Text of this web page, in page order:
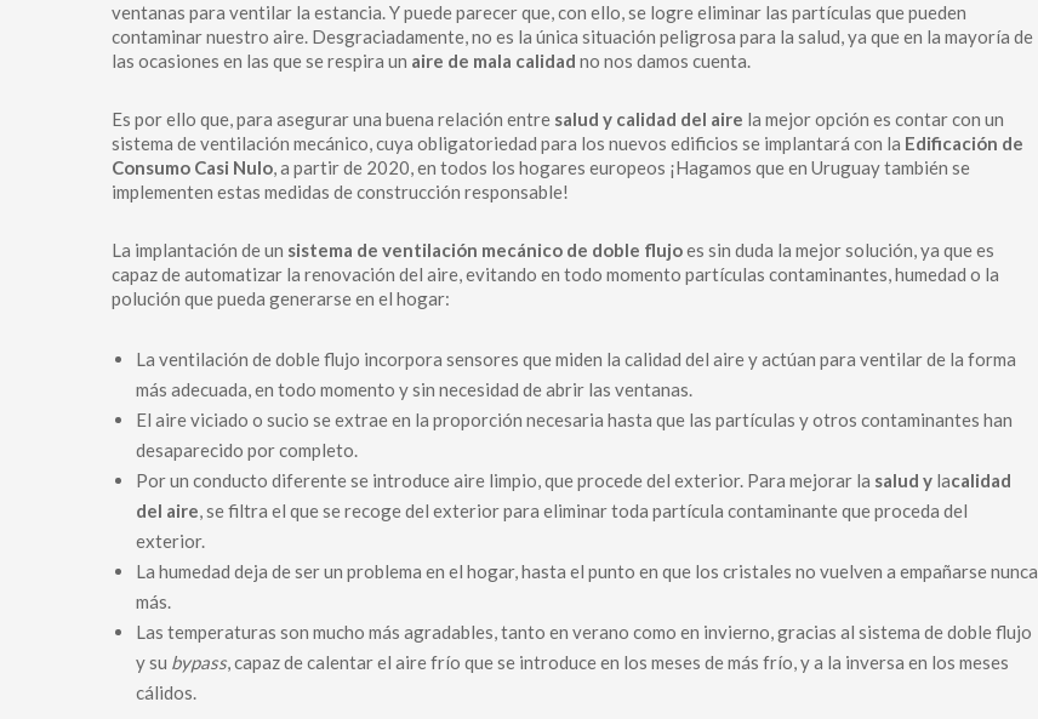
ventanas para ventilar la estancia. Y puede parecer que, con ello, se logre eliminar las partículas que pueden
contaminar nuestro aire. Desgraciadamente, no es la única situación peligrosa para la salud, ya que en la mayoría de
las ocasiones en las que se respira un aire de mala calidad no nos damos cuenta.
Es por ello que, para asegurar una buena relación entre salud y calidad del aire la mejor opción es contar con un
sistema de ventilación mecánico, cuya obligatoriedad para los nuevos edificios se implantará con la Edificación de
Consumo Casi Nulo , a partir de 2020, en todos los hogares europeos ¡Hagamos que en Uruguay también se
implementen estas medidas de construcción responsable!
La implantación de un sistema de ventilación mecánico de doble flujoes sin duda la mejor solución, ya que es
capaz de automatizar la renovación del aire, evitando en todo momento partículas contaminantes, humedad o la
polución que pueda generarse en el hogar:
La ventilación de doble flujo incorpora sensores que miden la calidad del aire y actúan para ventilar de la forma
más adecuada, en todo momento y sin necesidad de abrir las ventanas.
El aire viciado o sucio se extrae en la proporción necesaria hasta que las partículas y otros contaminantes han
desaparecido por completo.
Por un conducto diferente se introduce aire limpio, que procede del exterior. Para mejorar la salud y lacalidad
del aire , se filtra el que se recoge del exterior para eliminar toda partícula contaminante que proceda del
exterior.
La humedad deja de ser un problema en el hogar, hasta el punto en que los cristales no vuelven a empañarse nunca
más.
Las temperaturas son mucho más agradables, tanto en verano como en invierno, gracias al sistema de doble flujo
y su bypass, capaz de calentar el aire frío que se introduce en los meses de más frío, y a la inversa en los meses
cálidos.